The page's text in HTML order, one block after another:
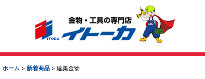
ホーム > 新着商品 > 建築金物